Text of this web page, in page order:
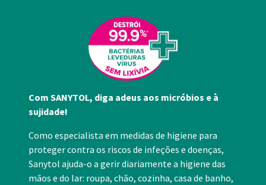
Com SANYTOL, diga adeus aos micróbios e à
sujidade!
Como especialista em medidas de higiene para
proteger contra os riscos de infeções e doenças,
Sanytol ajuda-o a gerir diariamente a higiene das
mãos e do lar: roupa, chão, cozinha, casa de banho,